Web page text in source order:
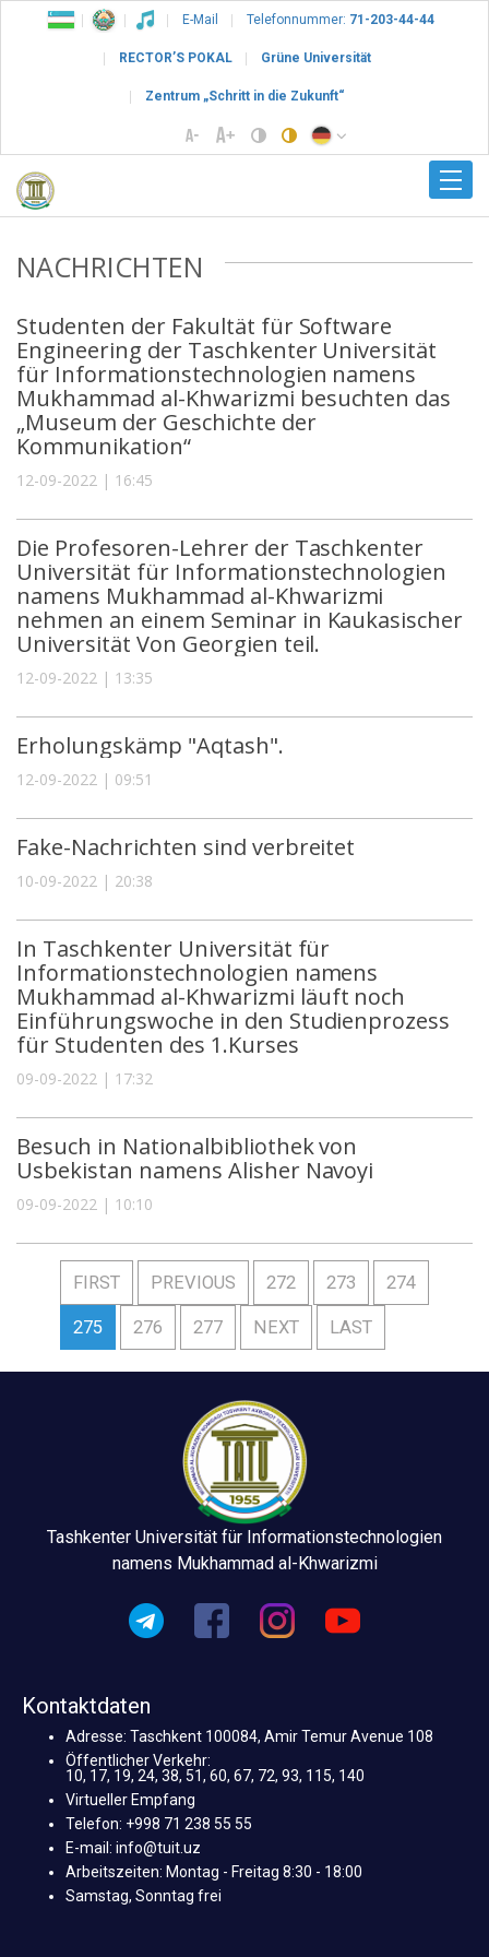
E-Mail Telefonnummer: 71-203-44-44
RECTOR’S POKAL Grüne Universität
Zentrum „Schritt in die Zukunft“
NACHRICHTEN
Studenten der Fakultät für Software
Engineering der Taschkenter Universität
für Informationstechnologien namens
Mukhammad al-Khwarizmi besuchten das
„Museum der Geschichte der
Kommunikation“
12-09-2022 | 16:45
Die Profesoren-Lehrer der Taschkenter
Universität für Informationstechnologien
namens Mukhammad al-Khwarizmi
nehmen an einem Seminar in Kaukasischer
Universität Von Georgien teil.
12-09-2022 | 13:35
Erholungskämp "Aqtash".
12-09-2022 | 09:51
Fake-Nachrichten sind verbreitet
10-09-2022 | 20:38
In Taschkenter Universität für
Informationstechnologien namens
Mukhammad al-Khwarizmi läuft noch
Einführungswoche in den Studienprozess
für Studenten des 1.Kurses
09-09-2022 | 17:32
Besuch in Nationalbibliothek von
Usbekistan namens Alisher Navoyi
09-09-2022 | 10:10
FIRST PREVIOUS 272 273 274
275 276 277 NEXT LAST
Tashkenter Universität für Informationstechnologien
namens Mukhammad al-Khwarizmi
Kontaktdaten
Adresse: Taschkent 100084, Amir Temur Avenue 108
Öffentlicher Verkehr:
10, 17, 19, 24, 38, 51, 60, 67, 72, 93, 115, 140
Virtueller Empfang
Telefon: +998 71 238 55 55
E-mail: info@tuit.uz
Arbeitszeiten: Montag - Freitag 8:30 - 18:00
Samstag, Sonntag frei